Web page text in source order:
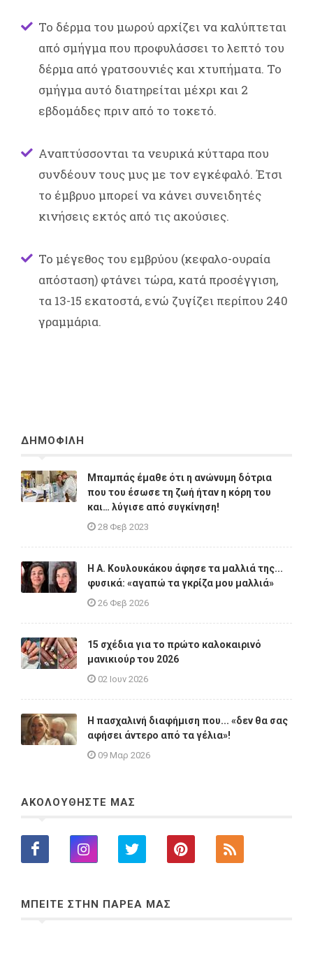
Το δέρμα του μωρού αρχίζει να καλύπτεται
από σμήγμα που προφυλάσσει το λεπτό του
δέρμα από γρατσουνιές και χτυπήματα. Το
σμήγμα αυτό διατηρείται μέχρι και 2
εβδομάδες πριν από το τοκετό.
Αναπτύσσονται τα νευρικά κύτταρα που
συνδέουν τους μυς με τον εγκέφαλό. Έτσι
το έμβρυο μπορεί να κάνει συνειδητές
κινήσεις εκτός από τις ακούσιες.
Το μέγεθος του εμβρύου (κεφαλο-ουραία
απόσταση) φτάνει τώρα, κατά προσέγγιση,
τα 13-15 εκατοστά, ενώ ζυγίζει περίπου 240
γραμμάρια.
ΔΗΜΟΦΙΛΗ
Μπαμπάς έμαθε ότι η ανώνυμη δότρια
που του έσωσε τη ζωή ήταν η κόρη του
και… λύγισε από συγκίνηση!
28 Φεβ 2023
Η A. Κουλουκάκου άφησε τα μαλλιά της...
φυσικά: «αγαπώ τα γκρίζα μου μαλλιά»
26 Φεβ 2026
15 σχέδια για το πρώτο καλοκαιρινό
μανικιούρ του 2026
02 Ιουν 2026
Η πασχαλινή διαφήμιση που... «δεν θα σας
αφήσει άντερο από τα γέλια»!
09 Μαρ 2026
ΑΚΟΛΟΥΘΗΣΤΕ ΜΑΣ
ΜΠΕΙΤΕ ΣΤΗΝ ΠΑΡΕΑ ΜΑΣ